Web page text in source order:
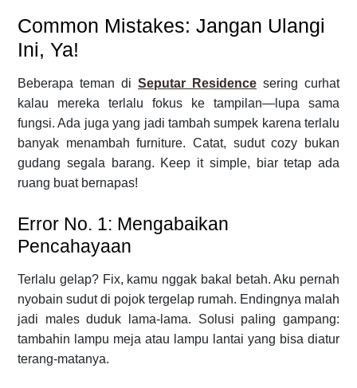
Common Mistakes: Jangan Ulangi
Ini, Ya!
Beberapa teman di Seputar Residence sering curhat
kalau mereka terlalu fokus ke tampilan—lupa sama
fungsi. Ada juga yang jadi tambah sumpek karena terlalu
banyak menambah furniture. Catat, sudut cozy bukan
gudang segala barang. Keep it simple, biar tetap ada
ruang buat bernapas!
Error No. 1: Mengabaikan
Pencahayaan
Terlalu gelap? Fix, kamu nggak bakal betah. Aku pernah
nyobain sudut di pojok tergelap rumah. Endingnya malah
jadi males duduk lama-lama. Solusi paling gampang:
tambahin lampu meja atau lampu lantai yang bisa diatur
terang-matanya.